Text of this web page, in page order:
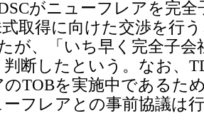
がニューフレアを完全
取得に向けた交渉を行
が、「いち早く完全子
断したという。なお、
TOBを実施中であるた
ーフレアとの事前協議は